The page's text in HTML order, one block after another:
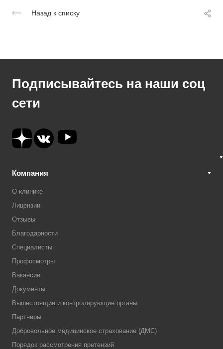
Назад к списку
Подписывайтесь на наши соц
сети
Компания
О клинике
Лицензии
Отзывы
Благодарности
Специалисты
Профосмотры
Вакансии
Документы
Вышестоящие и контролирующие органы
Партнеры
Добровольное медицинское страхование (ДМС)
Порядок рассмотрения претензий